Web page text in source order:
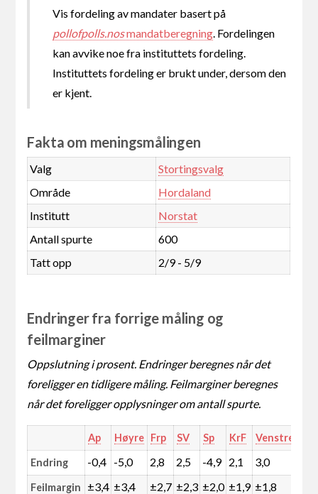
Vis fordeling av mandater basert på
pollofpolls.nosmandatberegning . Fordelingen
kan avvike noe fra instituttets fordeling.
Instituttets fordeling er brukt under, dersom den
er kjent.
Fakta om meningsmålingen
Valg
Stortingsvalg
Område
Hordaland
Institutt
Norstat
Antall spurte
600
Tatt opp
2/9 - 5/9
Endringer fra forrige måling og
feilmarginer
Oppslutning i prosent. Endringer beregnes når det
foreligger en tidligere måling. Feilmarginer beregnes
når det foreligger opplysninger om antall spurte.
Ap Høyre Frp SV Sp KrF Venstre
Endring -0,4 -5,0 2,8 2,5 -4,9 2,1 3,0
Feilmargin ±3,4 ±3,4 ±2,7 ±2,3 ±2,0 ±1,9 ±1,8